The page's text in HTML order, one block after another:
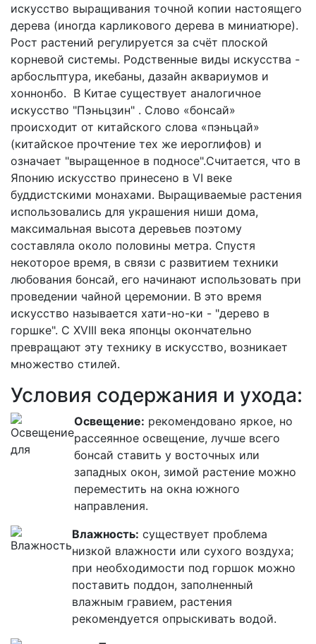
искусство выращивания точной копии настоящего
дерева (иногда карликового дерева в миниатюре).
Рост растений регулируется за счёт плоской
корневой системы. Родственные виды искусства -
арбосльптура, икебаны, дазайн аквариумов и
хоннонбо. В Китае существует аналогичное
искусство "Пэньцзин" . Слово «бонсай»
происходит от китайского слова «пэньцай»
(китайское прочтение тех же иероглифов) и
означает "выращенное в подносе".Считается, что в
Японию искусство принесено в VI веке
буддистскими монахами. Выращиваемые растения
использовались для украшения ниши дома,
максимальная высота деревьев поэтому
составляла около половины метра. Спустя
некоторое время, в связи с развитием техники
любования бонсай, его начинают использовать при
проведении чайной церемонии. В это время
искусство называется хати-но-ки - "дерево в
горшке". С XVIII века японцы окончательно
превращают эту технику в искусство, возникает
множество стилей.
Условия содержания и ухода:
Освещение: рекомендовано яркое, но
рассеянное освещение, лучше всего
бонсай ставить у восточных или
западных окон, зимой растение можно
переместить на окна южного
направления.
Влажность: существует проблема
низкой влажности или сухого воздуха;
при необходимости под горшок можно
поставить поддон, заполненный
влажным гравием, растения
рекомендуется опрыскивать водой.